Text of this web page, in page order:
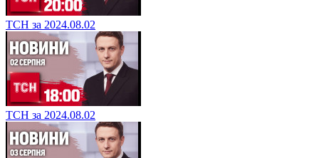
ТСН за 2024.08.02
ТСН за 2024.08.02